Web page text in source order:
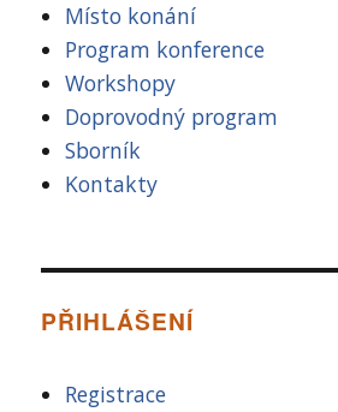
Místo konání
Program konference
Workshopy
Doprovodný program
Sborník
Kontakty
PŘIHLÁŠENÍ
Registrace